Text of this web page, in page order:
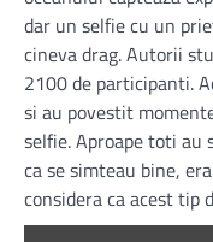
dar un selfie cu un
cineva drag. Autorii
2100 de participanti.
si au povestit
selfie. Aproape toti
ca se simteau bine,
considera ca acest tip